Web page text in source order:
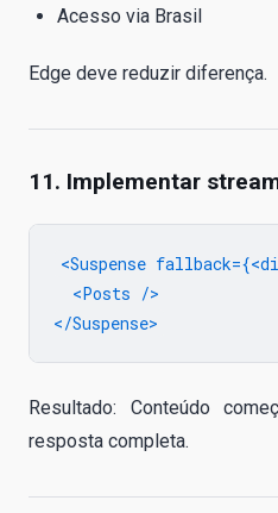
Acesso via Brasil
Edge deve reduzir diferença.
11. Implementar
<Suspense
  <Posts />
Resultado: Conteúdo
resposta completa.